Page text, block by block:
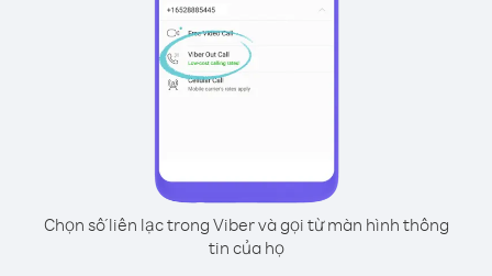
Chọn số liên lạc trong Viber và gọi từ màn hình thông
tin của họ